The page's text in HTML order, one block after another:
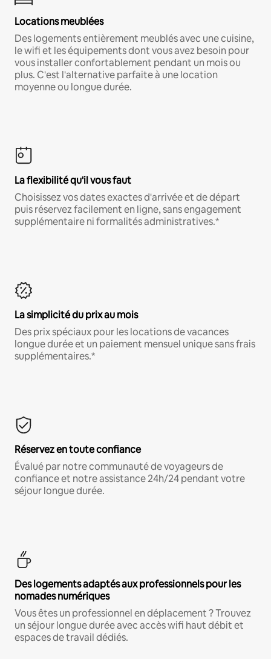
Locations meublées
Des logements entièrement meublés avec une cuisine,
le wifi et les équipements dont vous avez besoin pour
vous installer confortablement pendant un mois ou
plus. C'est l'alternative parfaite à une location
moyenne ou longue durée.
La flexibilité qu'il vous faut
Choisissez vos dates exactes d'arrivée et de départ
puis réservez facilement en ligne, sans engagement
supplémentaire ni formalités administratives.*
La simplicité du prix au mois
Des prix spéciaux pour les locations de vacances
longue durée et un paiement mensuel unique sans frais
supplémentaires.*
Réservez en toute confiance
Évalué par notre communauté de voyageurs de
confiance et notre assistance 24h/24 pendant votre
séjour longue durée.
Des logements adaptés aux professionnels pour les
nomades numériques
Vous êtes un professionnel en déplacement ? Trouvez
un séjour longue durée avec accès wifi haut débit et
espaces de travail dédiés.